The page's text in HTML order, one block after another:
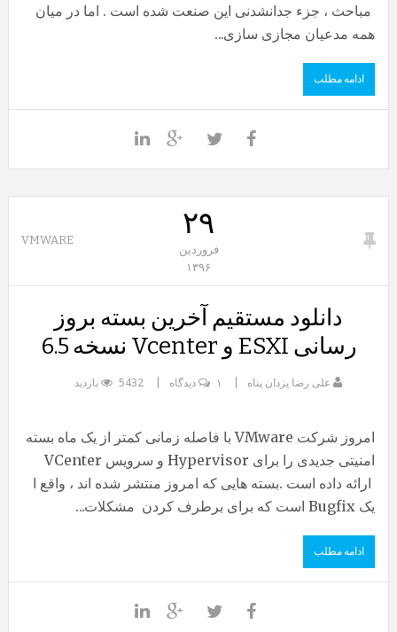
مباحث ، جزء جدانشدنی این صنعت شده است . اما در میان
همه مدعیان مجازی سازی...
ادامه مطلب
۲۹
فروردین
۱۳۹۶
VMWARE
دانلود مستقیم آخرین بسته بروز
رسانی ESXI و Vcenter نسخه 6.5
علی رضا یزدان پناه ۱ دیدگاه 5432 بازدید
امروز شرکت VMware با فاصله زمانی کمتر از یک ماه بسته
امنیتی جدیدی را برای Hypervisor و سرویس VCenter
ارائه داده است .بسته هایی که امروز منتشر شده اند ، واقع ا
یک Bugfix است که برای برطرف کردن مشکلات...
ادامه مطلب